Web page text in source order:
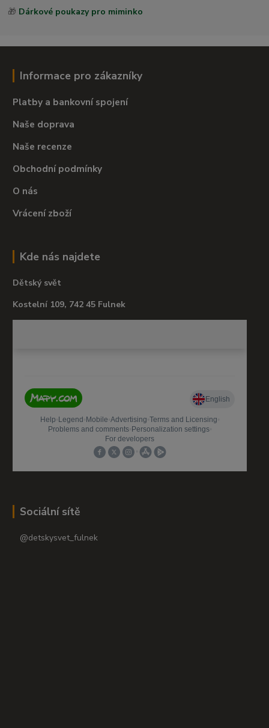
🎁 Dárkové poukazy pro miminko
Informace pro zákazníky
Platby a bankovní spojení
Naše doprava
Naše recenze
Obchodní podmínky
O nás
Vrácení zboží
Kde nás najdete
Dětský svět
Kostelní 109, 742 45 Fulnek
Sociální sítě
@detskysvet_fulnek